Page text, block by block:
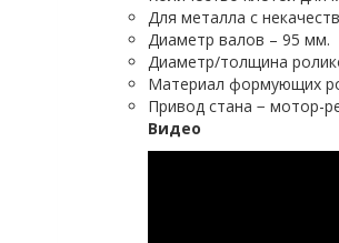
Для металла с
Диаметр валов – 95 мм.
Диаметр/толщина
Материал формующих
Привод стана − мотор-
Видео